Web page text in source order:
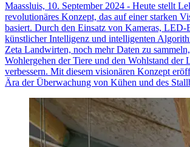
Maassluis, 10. September 2024 - Heute stellt
revolutionäres Konzept, das auf einer starken
basiert. Durch den Einsatz von Kameras, LED-
künstlicher Intelligenz und intelligenten
Zeta Landwirten, noch mehr Daten zu
Wohlergehen der Tiere und den Wohlstand der
verbessern. Mit diesem visionären Konzept
Ära der Überwachung von Kühen und des